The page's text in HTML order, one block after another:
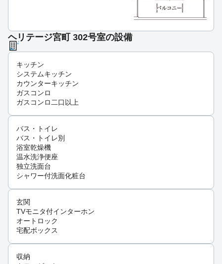
ヘリテージ宮町 302号室の設備
キッチン
システムキッチン
カウンターキッチン
ガスコンロ
ガスコンロ二口以上
バス・トイレ
バス・トイレ別
浴室乾燥機
温水洗浄便座
独立洗面台
シャワー付洗面化粧台
玄関
TVモニタ付インターホン
オートロック
宅配ボックス
収納